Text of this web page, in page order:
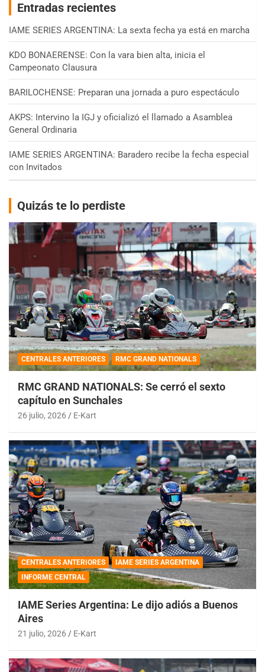
Entradas recientes
IAME SERIES ARGENTINA: La sexta fecha ya está en marcha
KDO BONAERENSE: Con la vara bien alta, inicia el
Campeonato Clausura
BARILOCHENSE: Preparan una jornada a puro espectáculo
AKPS: Intervino la IGJ y oficializó el llamado a Asamblea
General Ordinaria
IAME SERIES ARGENTINA: Baradero recibe la fecha especial
con Invitados
Quizás te lo perdiste
CENTRALES ANTERIORES RMC GRAND NATIONALS
RMC GRAND NATIONALS: Se cerró el sexto
capítulo en Sunchales
26 julio, 2026 E-Kart
CENTRALES ANTERIORES
IAME SERIES ARGENTINA
INFORME CENTRAL
IAME Series Argentina: Le dijo adiós a Buenos
Aires
21 julio, 2026 E-Kart